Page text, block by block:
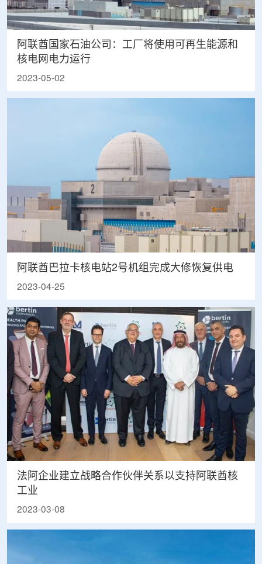
阿联酋国家石油公司：工厂将使用可再生能源和
核电网电力运行
2023-05-02
阿联酋巴拉卡核电站2号机组完成大修恢复供电
2023-04-25
法阿企业建立战略合作伙伴关系以支持阿联酋核
工业
2023-03-08